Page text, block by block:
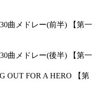
曲メドレー(前半) 【第一
曲メドレー(後半) 【第一
OUT FOR A HERO 【第